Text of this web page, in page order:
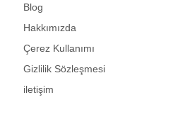
Blog
Hakkımızda
Çerez Kullanımı
Gizlilik Sözleşmesi
iletişim